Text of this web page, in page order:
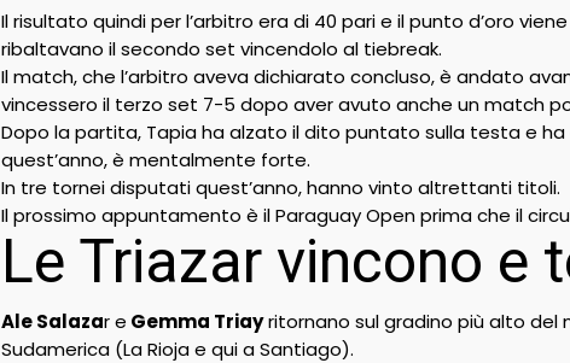
Il risultato quindi per l’arbitro era di 40 pari e il punto d’oro
ribaltavano il secondo set vincendolo al tiebreak.
Il match, che l’arbitro aveva dichiarato concluso, è andato
vincessero il terzo set 7-5 dopo aver avuto anche un match
Dopo la partita, Tapia ha alzato il dito puntato sulla testa e
quest’anno, è mentalmente forte.
In tre tornei disputati quest’anno, hanno vinto altrettanti titoli.
Il prossimo appuntamento è il Paraguay Open prima che il
Le Triazar vincono e
Ale Salazar e Gemma Triayritornano sul gradino più alto del
Sudamerica (La Rioja e qui a Santiago).